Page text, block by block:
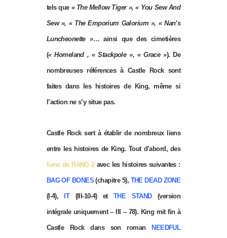
tels que« The Mellow Tiger », « You Sew And
Sew », « The Emporium Galorium », « Nan’s
Luncheonette »… ainsi que des cimetières
(« Homeland , « Stackpole », « Grace »). De
nombreuses références à Castle Rock sont
faites dans les histoires de King, même si
l’action ne s’y situe pas.
Castle Rock sert à établir de nombreux liens
entre les histoires de King. Tout d’abord, des
liens de RANG 2avec les histoires suivantes :
BAG OF BONES(chapitre 5), THE DEAD ZONE
(I-4), IT(III-10-4) etTHE STAND(version
intégrale uniquement – III – 78). King mit fin à
Castle Rock dans son romanNEEDFUL